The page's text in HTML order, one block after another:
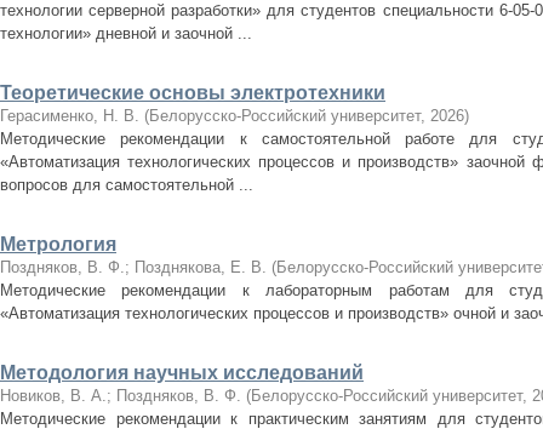
технологии серверной разработки» для студентов специальности 6-
технологии» дневной и заочной ...
Теоретические основы электротехники
Герасименко, Н. В. (Белорусско-Российский университет, 2026)
Методические рекомендации к самостоятельной работе для
«Автоматизация технологических процессов и производств»
вопросов для самостоятельной ...
Метрология
Поздняков, В. Ф.; Позднякова, Е. В. (Белорусско-Российский
Методические рекомендации к лабораторным работам для
«Автоматизация технологических процессов и производств» очной и
Методология научных исследований
Новиков, В. А.; Поздняков, В. Ф. (Белорусско-Российский университет,
Методические рекомендации к практическим занятиям для